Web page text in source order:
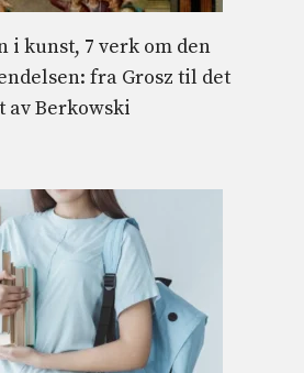
i kunst, 7 verk om den
fra Grosz til det
Berkowski